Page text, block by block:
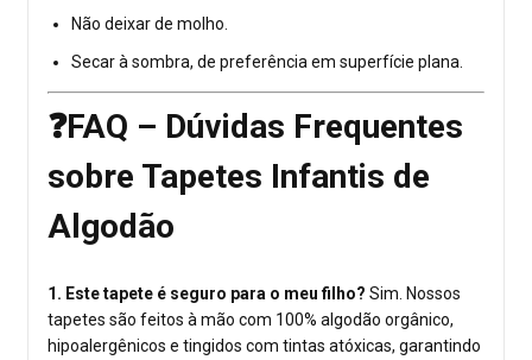
Não deixar de molho.
Secar à sombra, de preferência em superfície plana.
❓FAQ – Dúvidas Frequentes
sobre Tapetes Infantis de
Algodão
1. Este tapete é seguro para o meu filho? Sim. Nossos
tapetes são feitos à mão com 100% algodão orgânico,
hipoalergênicos e tingidos com tintas atóxicas, garantindo